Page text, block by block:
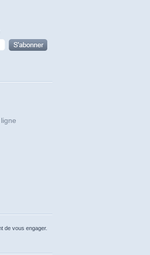
de vous engager.